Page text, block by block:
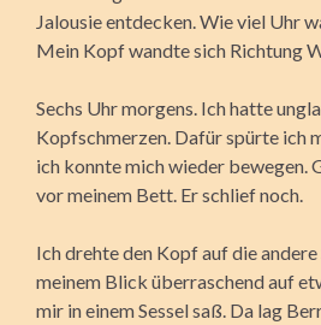
Jalousie entdecken. Wie viel Uhr
Mein Kopf wandte sich Richtung
Sechs Uhr morgens. Ich hatte
Kopfschmerzen. Dafür spürte ich
ich konnte mich wieder bewegen.
vor meinem Bett. Er schlief noch.
Ich drehte den Kopf auf die
meinem Blick überraschend auf
mir in einem Sessel saß. Da lag